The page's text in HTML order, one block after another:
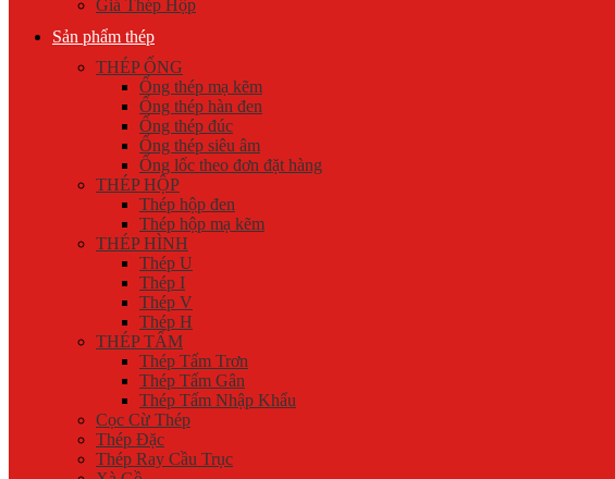
Giá Thép Hộp
Sản phẩm thép
THÉP ỐNG
Ống thép mạ kẽm
Ống thép hàn đen
Ống thép đúc
Ống thép siêu âm
Ống lốc theo đơn đặt hàng
THÉP HỘP
Thép hộp đen
Thép hộp mạ kẽm
THÉP HÌNH
Thép U
Thép I
Thép V
Thép H
THÉP TẤM
Thép Tấm Trơn
Thép Tấm Gân
Thép Tấm Nhập Khẩu
Cọc Cừ Thép
Thép Đặc
Thép Ray Cầu Trục